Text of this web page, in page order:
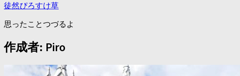
徒然ぴろすけ草
思ったことつづるよ
作成者: Piro